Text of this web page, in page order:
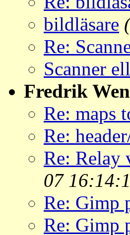
bildläsare
Re:
Scanner
Fredrik
Re: maps
Re:
Re: Relay
07
Re: Gimp
Re: Gimp